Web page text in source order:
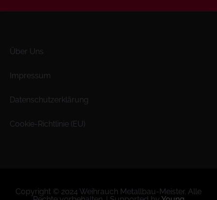
Über Uns
Impressum
Datenschutzerklärung
Cookie-Richtlinie (EU)
Copyright © 2024 Weihrauch Metallbau-Meister. Alle